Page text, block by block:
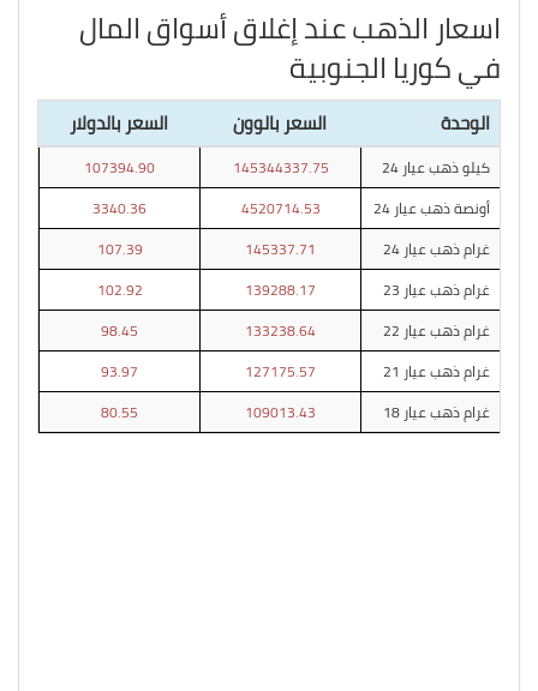
اسعار الذهب عند إغلاق أسواق المال
في كوريا الجنوبية
الوحدة السعر بالوون السعر بالدولار
كيلو ذهب عيار 24 145344337.75
107394.90
أونصة ذهب عيار 24
4520714.53
3340.36
غرام ذهب عيار 24
145337.71
107.39
غرام ذهب عيار 23
139288.17
102.92
غرام ذهب عيار 22
133238.64
98.45
غرام ذهب عيار 21
127175.57
93.97
غرام ذهب عيار 18
109013.43
80.55